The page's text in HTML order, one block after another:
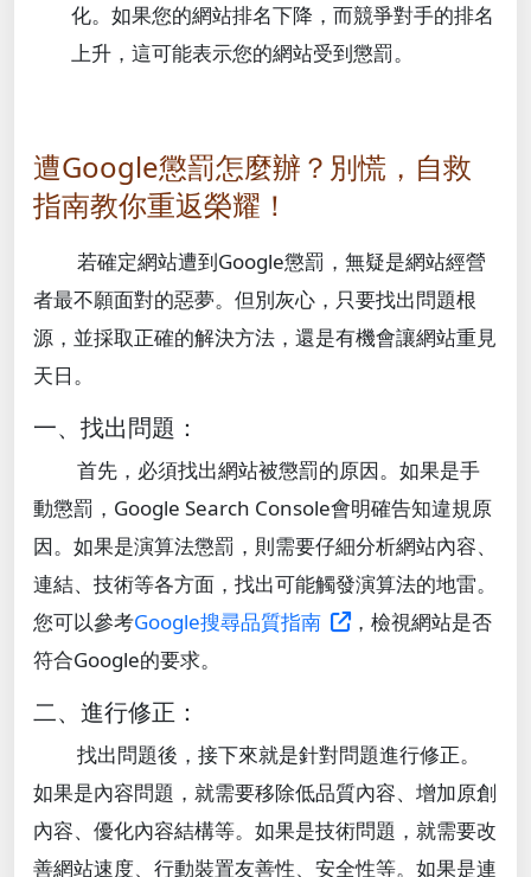
化。如果您的網站排名下降，而競爭對手的排名
上升，這可能表示您的網站受到懲罰。
遭Google懲罰怎麼辦？別慌，自救
指南教你重返榮耀！
若確定網站遭到Google懲罰，無疑是網站經營
者最不願面對的惡夢。但別灰心，只要找出問題根
源，並採取正確的解決方法，還是有機會讓網站重見
天日。
一、找出問題：
首先，必須找出網站被懲罰的原因。如果是手
動懲罰，Google Search Console會明確告知違規原
因。如果是演算法懲罰，則需要仔細分析網站內容、
連結、技術等各方面，找出可能觸發演算法的地雷。
您可以參考Google搜尋品質指南
，檢視網站是否
符合Google的要求。
二、進行修正：
找出問題後，接下來就是針對問題進行修正。
如果是內容問題，就需要移除低品質內容、增加原創
內容、優化內容結構等。如果是技術問題，就需要改
善網站速度、行動裝置友善性、安全性等。如果是連